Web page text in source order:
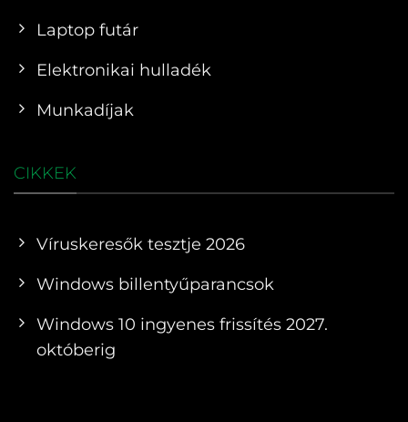
Laptop futár
Elektronikai hulladék
Munkadíjak
CIKKEK
Víruskeresők tesztje 2026
Windows billentyűparancsok
Windows 10 ingyenes frissítés 2027.
októberig